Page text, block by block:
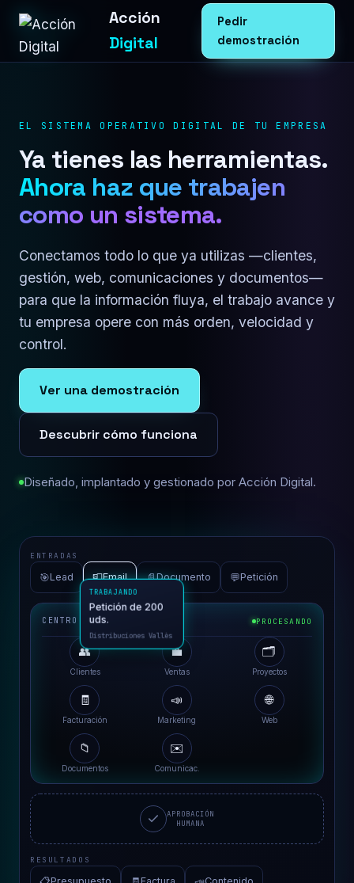
Acción
Digital
Pedir
demostración
EL SISTEMA OPERATIVO DIGITAL DE TU EMPRESA
Ya tienes las herramientas.
Ahora haz que trabajen
como un sistema.
Conectamos todo lo que ya utilizas —clientes,
gestión, web, comunicaciones y documentos—
para que la información fluya, el trabajo avance y
tu empresa opere con más orden, velocidad y
control.
Ver una demostración
Descubrir cómo funciona
Diseñado, implantado y gestionado por Acción Digital.
ENTRADAS
🎯Lead 📮Email 📄Documento 💬Petición
CENTRO DE OPERACIONES PROCESANDO
👥
Clientes
💼
Ventas
🗂️
Proyectos
🧾
Facturación
📣
Marketing
🌐
Web
📁
Documentos
✉️
Comunicac.
APROBACIÓN
HUMANA
RESULTADOS
TRABAJANDO
Distribuciones Vallès